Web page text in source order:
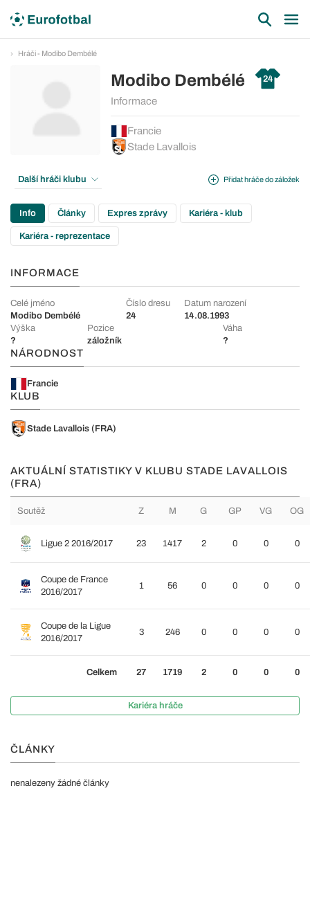
Hráči - Modibo Dembélé
Modibo Dembélé 24
Informace
Francie
Stade Lavallois
Přidat hráče do záložek
Další hráči klubu
Info Články Expres zprávy Kariéra - klub
Kariéra - reprezentace
INFORMACE
Celé jméno
Modibo Dembélé
Číslo dresu
24
Datum narození
14.08.1993
Výška
?
Pozice
záložník
Váha
?
NÁRODNOST
Francie
KLUB
Stade Lavallois (FRA)
AKTUÁLNÍ STATISTIKY V KLUBU STADE LAVALLOIS
(FRA)
Soutěž Z M G GP VG OG
Ligue 2 2016/2017 23 1417 2 0 0 0
Coupe de France
2016/2017
1 56 0 0 0 0
Coupe de la Ligue
2016/2017
3 246 0 0 0 0
Celkem 27 1719 2 0 0 0
Kariéra hráče
ČLÁNKY
nenalezeny žádné články